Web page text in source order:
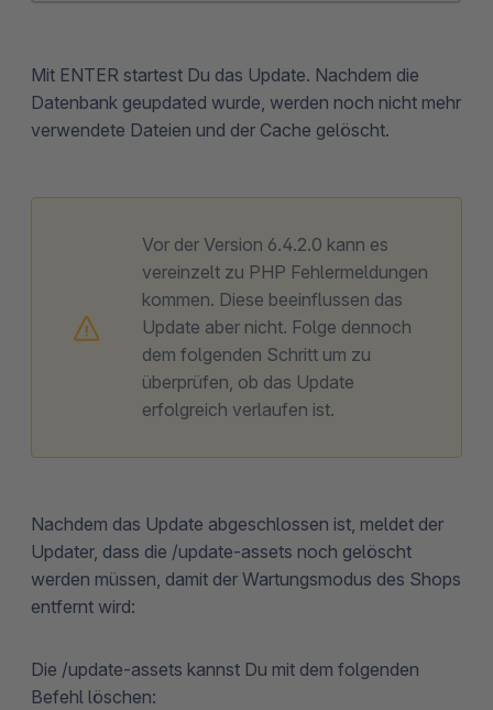
Mit ENTER startest Du das Update. Nachdem die
Datenbank geupdated wurde, werden noch nicht mehr
verwendete Dateien und der Cache gelöscht.
Vor der Version 6.4.2.0 kann es
vereinzelt zu PHP Fehlermeldungen
kommen. Diese beeinflussen das
Update aber nicht. Folge dennoch
dem folgenden Schritt um zu
überprüfen, ob das Update
erfolgreich verlaufen ist.
Nachdem das Update abgeschlossen ist, meldet der
Updater, dass die /update-assets noch gelöscht
werden müssen, damit der Wartungsmodus des Shops
entfernt wird:
Die /update-assets kannst Du mit dem folgenden
Befehl löschen: